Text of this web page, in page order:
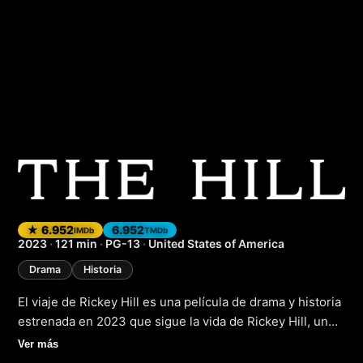
El viaje de Rickey
★ 6.952IMDb 6.952TMDb
2023 · 121 min · PG-13 · United States of America
Drama Historia
El viaje de Rickey Hill es una película de drama y historia
estrenada en 2023 que sigue la vida de Rickey Hill, un
hombre que se encuentra en una encrucijada después
Ver más